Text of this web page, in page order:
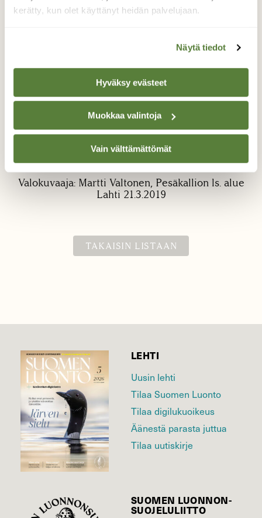
kerätty, kun olet käyttänyt heidän palvelujaan.
Näytä tiedot
Hyväksy evästeet
Muokkaa valintoja
Vain välttämättömät
Palokärjenkö savotta...kuva
2
Sama lahopuu kuin kuvassa 1. Paljon on
Valokuvaaja: Martti Valtonen, Pesäkallion ls. alue
Lahti 21.3.2019
TAKAISIN LISTAAN
LEHTI
Uusin lehti
Tilaa Suomen Luonto
Tilaa digilukuoikeus
Äänestä parasta juttua
Tilaa uutiskirje
SUOMEN LUONNON­
SUOJELU­LIITTO